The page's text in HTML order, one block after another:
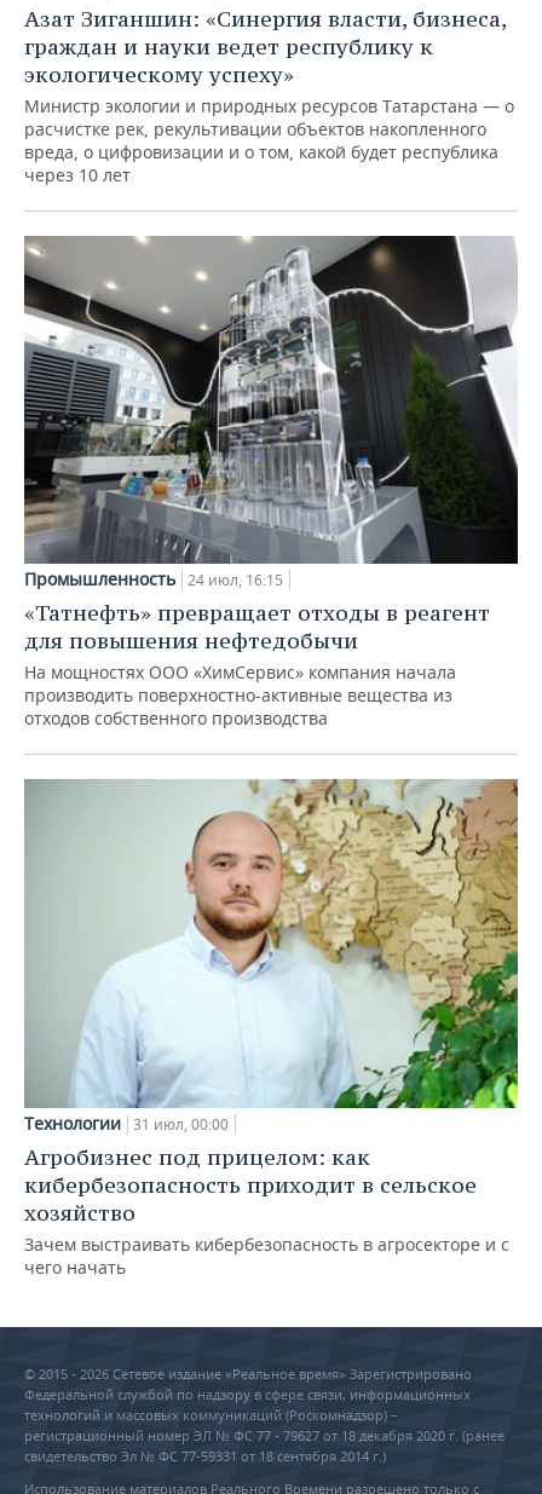
Азат Зиганшин: «Синергия власти, бизнеса,
граждан и науки ведет республику к
экологическому успеху»
Министр экологии и природных ресурсов Татарстана — о
расчистке рек, рекультивации объектов накопленного
вреда, о цифровизации и о том, какой будет республика
через 10 лет
Промышленность 24 июл, 16:15
«Татнефть» превращает отходы в реагент
для повышения нефтедобычи
На мощностях ООО «ХимСервис» компания начала
производить поверхностно-активные вещества из
отходов собственного производства
Технологии 31 июл, 00:00
Агробизнес под прицелом: как
кибербезопасность приходит в сельское
хозяйство
Зачем выстраивать кибербезопасность в агросекторе и с
чего начать
© 2015 - 2026 Сетевое издание «Реальное время» Зарегистрировано
Федеральной службой по надзору в сфере связи, информационных
технологий и массовых коммуникаций (Роскомнадзор) –
регистрационный номер ЭЛ № ФС 77 - 79627 от 18 декабря 2020 г. (ранее
свидетельство Эл № ФС 77-59331 от 18 сентября 2014 г.)
Использование материалов Реального Времени разрешено только с